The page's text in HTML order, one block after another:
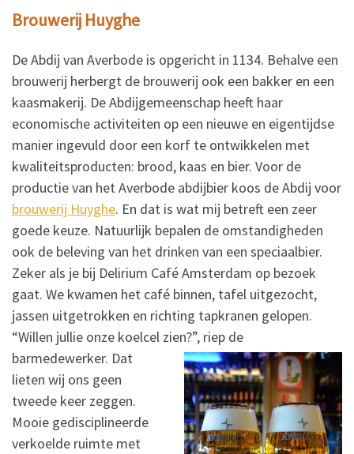
Brouwerij Huyghe
De Abdij van Averbode is opgericht in 1134. Behalve een
brouwerij herbergt de brouwerij ook een bakker en een
kaasmakerij. De Abdijgemeenschap heeft haar
economische activiteiten op een nieuwe en eigentijdse
manier ingevuld door een korf te ontwikkelen met
kwaliteitsproducten: brood, kaas en bier. Voor de
productie van het Averbode abdijbier koos de Abdij voor
brouwerij Huyghe. En dat is wat mij betreft een zeer
goede keuze. Natuurlijk bepalen de omstandigheden
ook de beleving van het drinken van een speciaalbier.
Zeker als je bij Delirium Café Amsterdam op bezoek
gaat. We kwamen het café binnen, tafel uitgezocht,
jassen uitgetrokken en richting tapkranen gelopen.
“Willen jullie onze koelcel zien?”, riep de
barmedewerker. Dat
lieten wij ons geen
tweede keer zeggen.
Mooie gedisciplineerde
verkoelde ruimte met